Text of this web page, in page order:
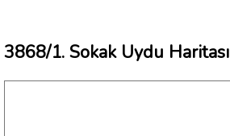
3868/1. Sokak Uydu Haritası